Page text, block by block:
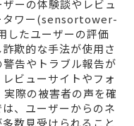
ーの体験談やレビュ
タワー(sensortower-
したユーザーの評価
欺的な手法が使用さ
告やトラブル報告が
ビューサイトやフォ
際の被害者の声を確
、ユーザーからのネ
数見受けられること